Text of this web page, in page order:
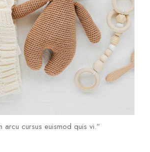
arcu cursus euismod quis vi.”